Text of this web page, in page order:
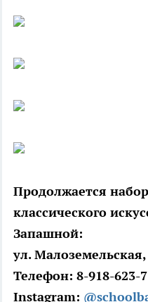
Продолжается
классического
Запашной:
ул. Малоземельская,
Телефон: 8-918-623-
Instagram: